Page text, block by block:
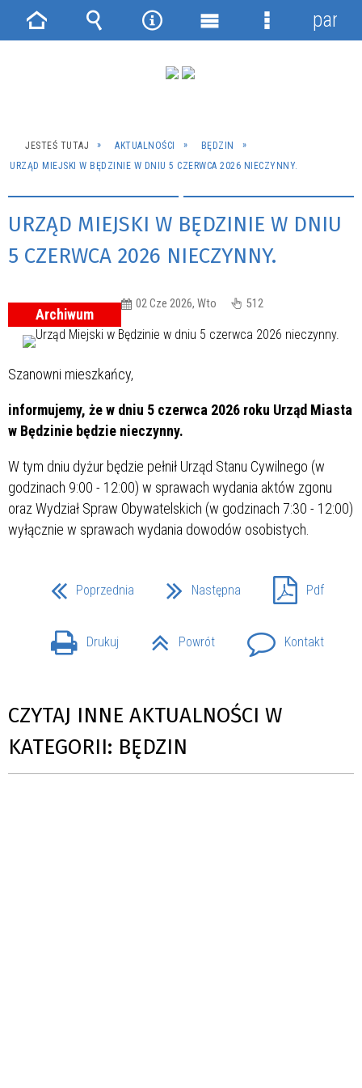
JESTEŚ TUTAJ AKTUALNOŚCI
BĘDZIN
URZĄD MIEJSKI W BĘDZINIE W DNIU 5 CZERWCA 2026 NIECZYNNY.
URZĄD MIEJSKI W BĘDZINIE W DNIU
5 CZERWCA 2026 NIECZYNNY.
Archiwum
02 Cze 2026, Wto 512
Szanowni mieszkańcy,
informujemy, że w dniu 5 czerwca 2026 roku Urząd Miasta
w Będzinie będzie nieczynny.
W tym dniu dyżur będzie pełnił Urząd Stanu Cywilnego (w
godzinach 9:00 - 12:00) w sprawach wydania aktów zgonu
oraz Wydział Spraw Obywatelskich (w godzinach 7:30 - 12:00)
wyłącznie w sprawach wydania dowodów osobistych.
Poprzednia Następna Pdf
Drukuj Powrót Kontakt
CZYTAJ INNE AKTUALNOŚCI W
KATEGORII: BĘDZIN
Strona Wyszukiwarka
NarzędziaMenu
Menu
panel